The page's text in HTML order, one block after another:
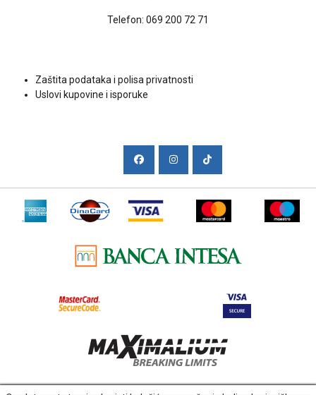
Telefon: 069 200 72 71
Zaštita podataka i polisa privatnosti
Uslovi kupovine i isporuke